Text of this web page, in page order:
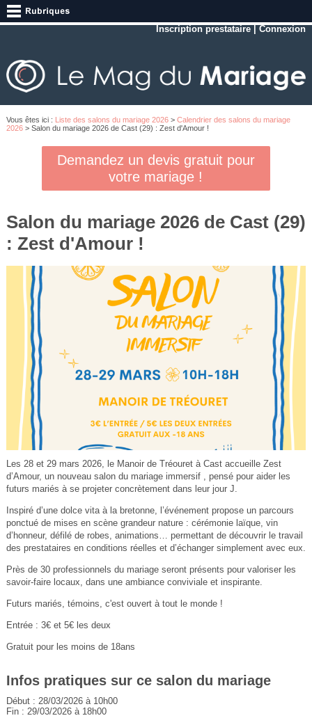
Inscription prestataire |Connexion
Vous êtes ici : Liste des salons du mariage 2026> Calendrier des salons du mariage
2026> Salon du mariage 2026 de Cast (29) : Zest d'Amour !
Demandez un devis gratuit pour
votre mariage !
Salon du mariage 2026 de Cast (29)
: Zest d'Amour !
Les 28 et 29 mars 2026, le Manoir de Tréouret à Cast accueille Zest
d’Amour, un nouveau salon du mariage immersif , pensé pour aider les
futurs mariés à se projeter concrètement dans leur jour J.
Inspiré d’une dolce vita à la bretonne, l’événement propose un parcours
ponctué de mises en scène grandeur nature : cérémonie laïque, vin
d’honneur, défilé de robes, animations… permettant de découvrir le travail
des prestataires en conditions réelles et d’échanger simplement avec eux.
Près de 30 professionnels du mariage seront présents pour valoriser les
savoir-faire locaux, dans une ambiance conviviale et inspirante.
Futurs mariés, témoins, c'est ouvert à tout le monde !
Entrée : 3€ et 5€ les deux
Gratuit pour les moins de 18ans
Infos pratiques sur ce salon du mariage
Début : 28/03/2026 à 10h00
Fin : 29/03/2026 à 18h00